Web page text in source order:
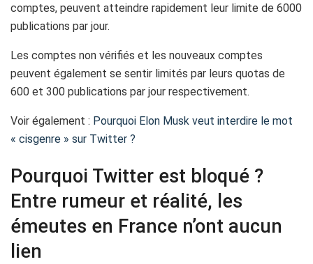
comptes, peuvent atteindre rapidement leur limite de 6000
publications par jour.
Les comptes non vérifiés et les nouveaux comptes
peuvent également se sentir limités par leurs quotas de
600 et 300 publications par jour respectivement.
Voir également : Pourquoi Elon Musk veut interdire le mot
« cisgenre » sur Twitter ?
Pourquoi Twitter est bloqué ?
Entre rumeur et réalité, les
émeutes en France n’ont aucun
lien